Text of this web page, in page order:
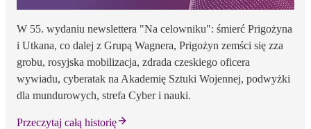
W 55. wydaniu newslettera "Na celowniku": śmierć Prigożyna
i Utkana, co dalej z Grupą Wagnera, Prigożyn zemści się zza
grobu, rosyjska mobilizacja, zdrada czeskiego oficera
wywiadu, cyberatak na Akademię Sztuki Wojennej, podwyżki
dla mundurowych, strefa Cyber i nauki.
Przeczytaj całą historię